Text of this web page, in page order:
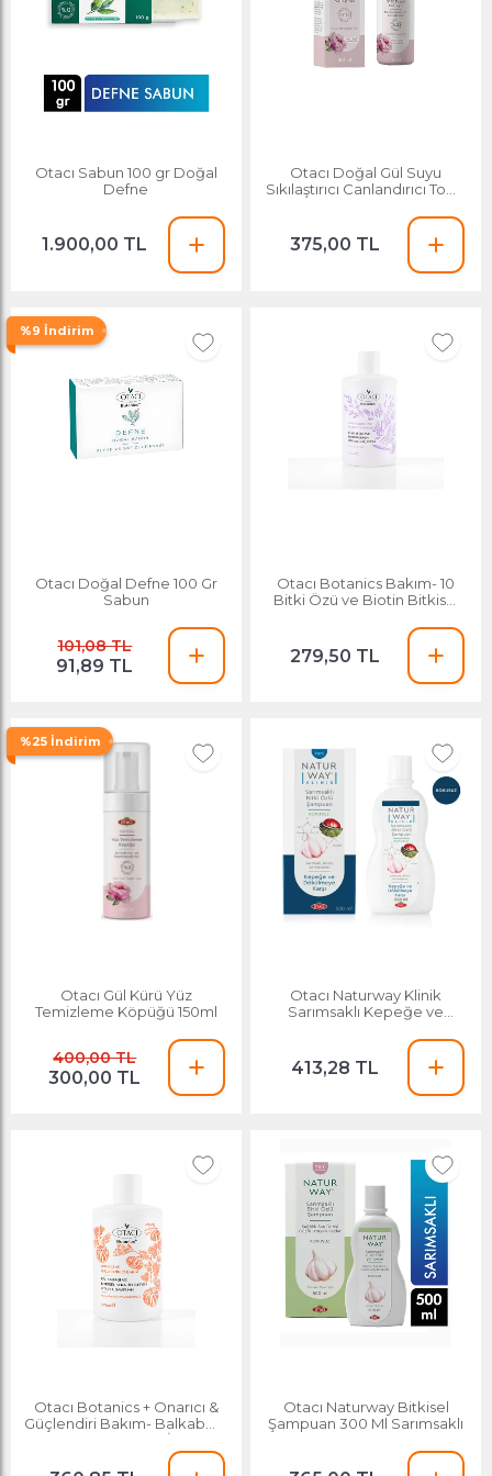
Otacı Sabun 100 gr Doğal
Defne
1.900,00 TL
Otacı Doğal Gül Suyu
Sıkılaştırıcı Canlandırıcı Tonik
375,00 TL
%9 İndirim
Otacı Doğal Defne 100 Gr
Sabun
101,08 TL
91,89 TL
Otacı Botanics Bakım- 10
Bitki Özü ve Biotin Bitkisel
279,50 TL
%25 İndirim
Otacı Gül Kürü Yüz
Temizleme Köpüğü 150ml
400,00 TL
300,00 TL
Otacı Naturway Klinik
Sarımsaklı Kepeğe ve
413,28 TL
Otacı Botanics + Onarıcı &
Güçlendiri Bakım- Balkabağı
ve Bitkisel Keratin İçeren
Bitkisel Şampuan
Otacı Naturway Bitkisel
Şampuan 300 Ml Sarımsaklı